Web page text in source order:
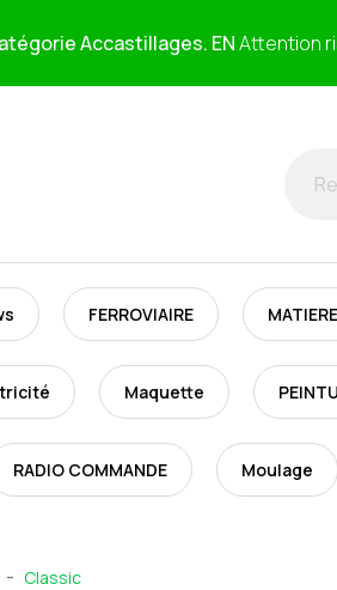
Accastillages. ENAttention
FERROVIAIRE
Maquette
RADIO COMMANDE Moulage
Classic